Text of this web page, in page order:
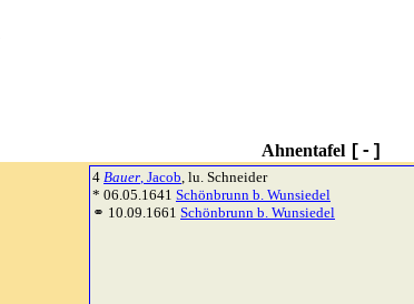
Ahnentafel [-]
4 Bauer, Jacob, lu. Schneider
* 06.05.1641 Schönbrunn b. Wunsiedel
⚭ 10.09.1661 Schönbrunn b. Wunsiedel